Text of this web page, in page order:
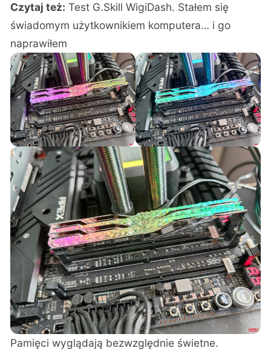
Czytaj też: Test G.Skill WigiDash. Stałem się
świadomym użytkownikiem komputera… i go
naprawiłem
Pamięci wyglądają bezwzględnie świetne.